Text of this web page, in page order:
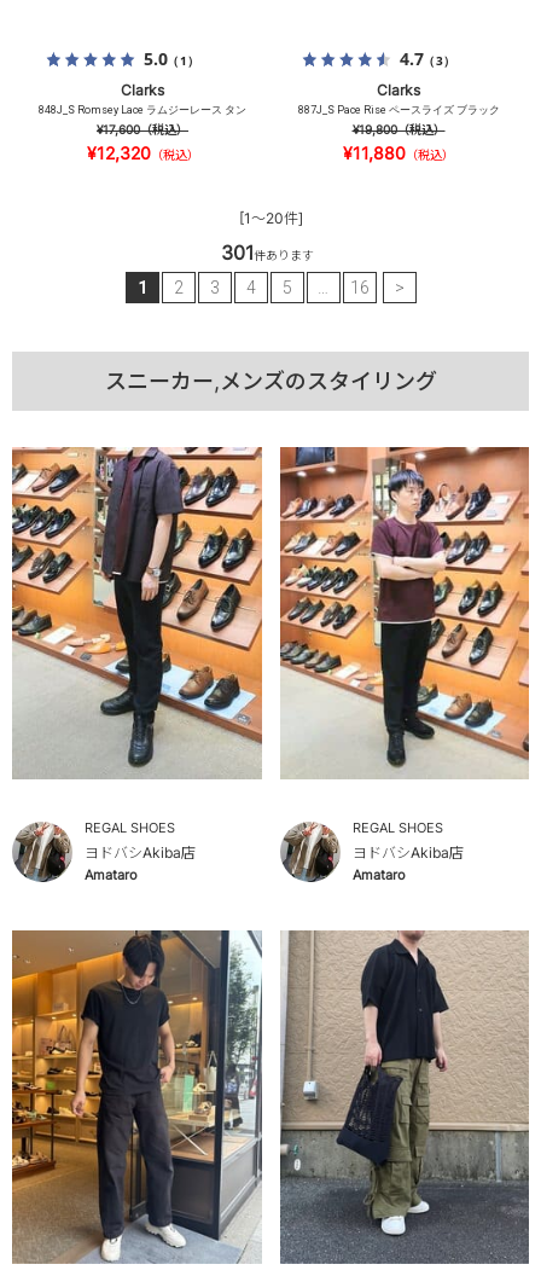
5.0（1）
Clarks
848J_S Romsey Lace ラムジーレース タン
¥17,600（税込）
¥12,320（税込）
4.7（3）
Clarks
887J_S Pace Rise ペースライズ ブラック
¥19,800（税込）
¥11,880 （税込）
[1～20件]
301件あります
1 2 3 4 5 … 16 >
スニーカー,メンズのスタイリング
REGAL SHOES
ヨドバシAkiba店
Amataro
REGAL SHOES
ヨドバシAkiba店
Amataro